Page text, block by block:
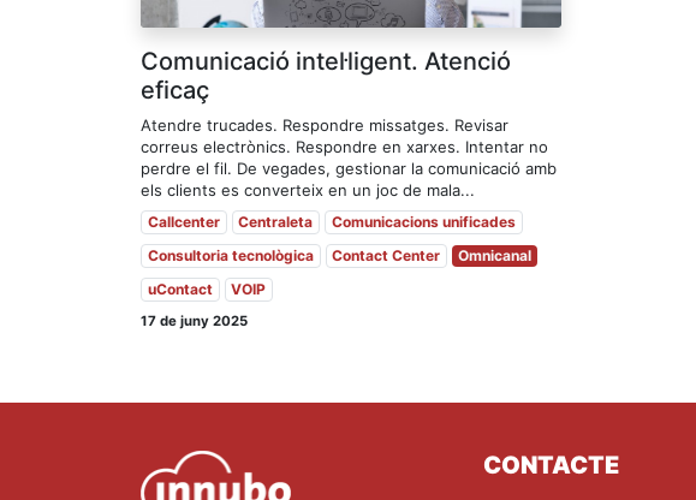
Comunicació intel·ligent. Atenció
eficaç
Atendre trucades. Respondre missatges. Revisar
correus electrònics. Respondre en xarxes. Intentar no
perdre el fil. De vegades, gestionar la comunicació amb
els clients es converteix en un joc de mala...
Callcenter Centraleta
Comunicacions unificades
Consultoria tecnològica
Contact Center
Omnicanal
uContact
VOIP
17 de juny 2025
CONTACTE